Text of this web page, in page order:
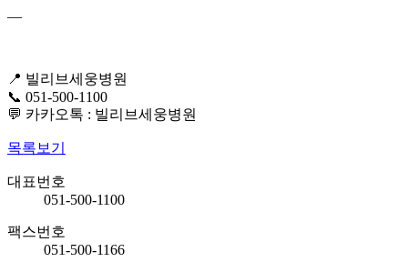
—
📍 빌리브세웅병원
📞 051-500-1100
💬 카카오톡 : 빌리브세웅병원
목록보기
대표번호
051-500-1100
팩스번호
051-500-1166